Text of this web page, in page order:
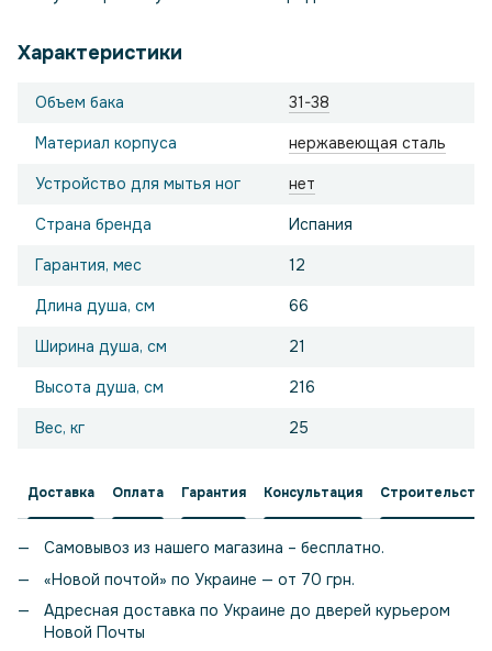
Характеристики
Объем бака 31-38
Материал корпуса нержавеющая сталь
Устройство для мытья ног нет
Страна бренда Испания
Гарантия, мес 12
Длина душа, см 66
Ширина душа, см 21
Высота душа, см 216
Вес, кг 25
Доставка Оплата Гарантия Консультация Строительство
Самовывоз из нашего магазина – бесплатно.
«Новой почтой» по Украине — от 70 грн.
Адресная доставка по Украине до дверей курьером
Новой Почты